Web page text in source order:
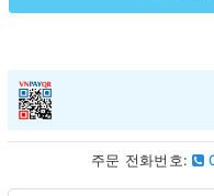
주문 전화번호: